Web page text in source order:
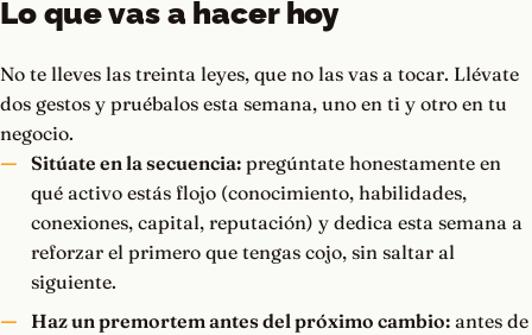
Lo que vas a hacer hoy
No te lleves las treinta leyes, que no las vas a tocar. Llévate
dos gestos y pruébalos esta semana, uno en ti y otro en tu
negocio.
Sitúate en la secuencia:pregúntate honestamente en
qué activo estás flojo (conocimiento, habilidades,
conexiones, capital, reputación) y dedica esta semana a
reforzar el primero que tengas cojo, sin saltar al
siguiente.
Haz un premortem antes del próximo cambio:antes de